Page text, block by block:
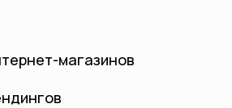
магазинов